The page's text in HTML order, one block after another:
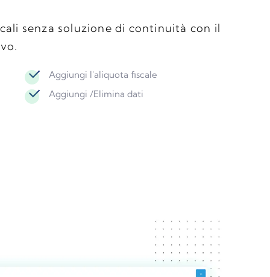
senza soluzione di continuità con il
Aggiungi l'aliquota fiscale
Aggiungi /Elimina dati